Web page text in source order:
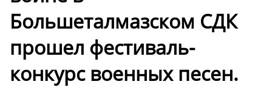
Большеталмазском СДК
прошел фестиваль-
конкурс военных песен.